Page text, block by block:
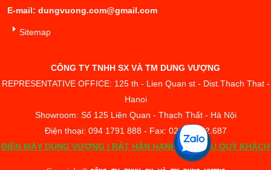
E-mail: dungvuong.com@gmail.com
Sitemap
CÔNG TY TNHH SX VÀ TM DUNG VƯỢNG
REPRESENTATIVE OFFICE: 125 th - Lien Quan st - Dist.Thach That -
Hanoi
Showroom: Số 125 Liên Quan - Thạch Thất - Hà Nội
Điện thoại: 094 1791 888 - Fax: 02433.842.687
ĐIỆN MÁY DUNG VƯỢNG | RẤT HÂN HẠNH PHỤC VỤ QUÝ KHÁCH